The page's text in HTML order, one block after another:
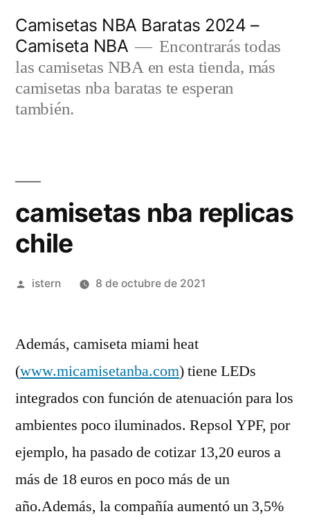
contenido
Camisetas NBA Baratas 2024 –
Camiseta NBA
Encontrarás todas
las camisetas NBA en esta tienda, más
camisetas nba baratas te esperan
también.
camisetas nba replicas
chile
Publicado
istern 8 de octubre de 2021
Además, camiseta miami heat
(www.micamisetanba.com) tiene LEDs
integrados con función de atenuación para los
ambientes poco iluminados. Repsol YPF, por
ejemplo, ha pasado de cotizar 13,20 euros a
más de 18 euros en poco más de un
año.Además, la compañía aumentó un 3,5%